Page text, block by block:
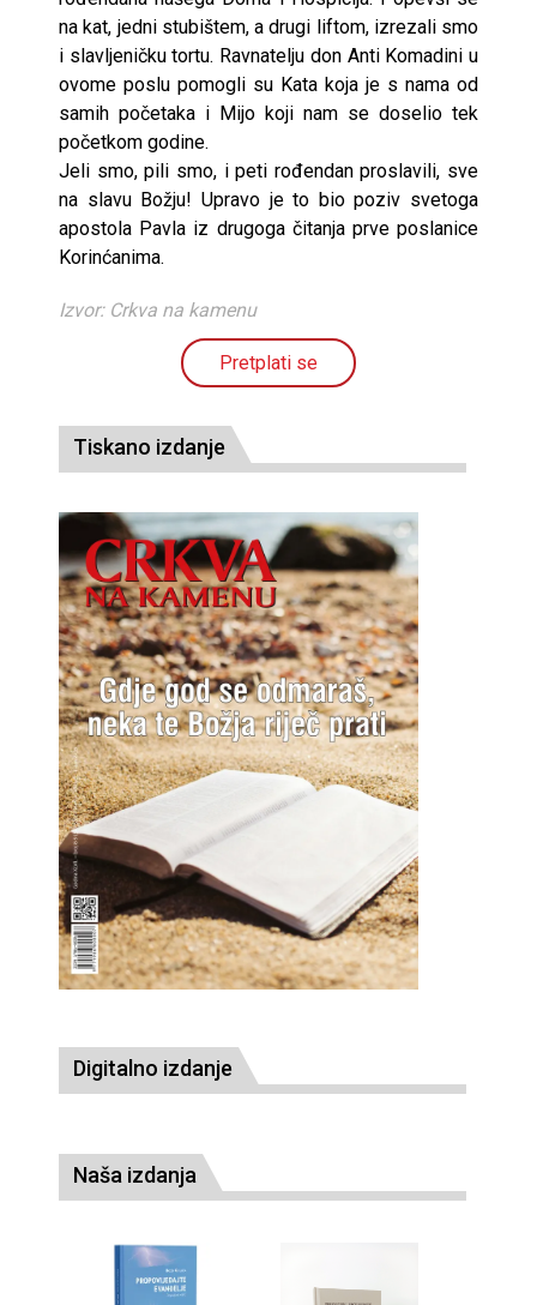
na kat, jedni stubištem, a drugi liftom, izrezali smo
i slavljeničku tortu. Ravnatelju don Anti Komadini u
ovome poslu pomogli su Kata koja je s nama od
samih početaka i Mijo koji nam se doselio tek
početkom godine.
Jeli smo, pili smo, i peti rođendan proslavili, sve
na slavu Božju! Upravo je to bio poziv svetoga
apostola Pavla iz drugoga čitanja prve poslanice
Korinćanima.
Izvor: Crkva na kamenu
Pretplati se
Tiskano izdanje
Digitalno izdanje
Naša izdanja